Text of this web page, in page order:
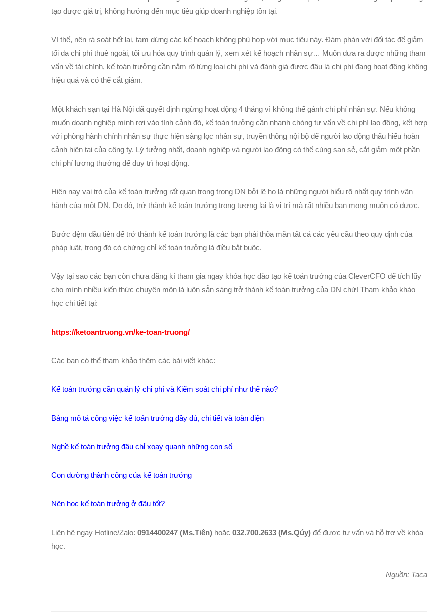
tạo được giá trị, không hướng đến mục tiêu giúp doanh nghiệp tồn tại.
Vì thế, nên rà soát hết lại, tạm dừng các kế hoạch không phù hợp với mục tiêu này. Đàm phán với đối tác để giảm
tối đa chi phí thuê ngoài, tối ưu hóa quy trình quản lý, xem xét kế hoạch nhân sự… Muốn đưa ra được những tham
vấn về tài chính, kế toán trưởng cần nắm rõ từng loại chi phí và đánh giá được đâu là chi phí đang hoạt động không
hiệu quả và có thể cắt giảm.
Một khách sạn tại Hà Nội đã quyết định ngừng hoạt động 4 tháng vì không thể gánh chi phí nhân sự. Nếu không
muốn doanh nghiệp mình rơi vào tình cảnh đó, kế toán trưởng cần nhanh chóng tư vấn về chi phí lao động, kết hợp
với phòng hành chính nhân sự thực hiện sàng lọc nhân sự, truyền thông nội bộ để người lao động thấu hiểu hoàn
cảnh hiện tại của công ty. Lý tưởng nhất, doanh nghiệp và người lao động có thể cùng san sẻ, cắt giảm một phần
chi phí lương thưởng để duy trì hoạt động.
Hiện nay vai trò của kế toán trưởng rất quan trọng trong DN bởi lẽ họ là những người hiểu rõ nhất quy trình vận
hành của một DN. Do đó, trở thành kế toán trưởng trong tương lai là vị trí mà rất nhiều bạn mong muốn có được.
Bước đệm đầu tiên để trở thành kế toán trưởng là các bạn phải thõa mãn tất cả các yêu cầu theo quy định của
pháp luật, trong đó có chứng chỉ kế toán trưởng là điều bắt buộc.
Vậy tại sao các bạn còn chưa đăng kí tham gia ngay khóa học đào tạo kế toán trưởng của CleverCFO để tích lũy
cho mình nhiều kiến thức chuyên môn là luôn sẵn sàng trở thành kế toán trưởng của DN chứ! Tham khảo kháo
học chi tiết tại:
https://ketoantruong.vn/ke-toan-truong/
Các bạn có thể tham khảo thêm các bài viết khác:
Kế toán trưởng cần quản lý chi phí và Kiểm soát chi phí như thế nào?
Bảng mô tả công việc kế toán trưởng đầy đủ, chi tiết và toàn diện
Nghề kế toán trưởng đâu chỉ xoay quanh những con số
Con đường thành công của kế toán trưởng
Nên học kế toán trưởng ở đâu tốt?
Liên hệ ngay Hotline/Zalo: 0914400247 (Ms.Tiên) hoặc 032.700.2633 (Ms.Qúy) để được tư vấn và hỗ trợ về khóa
học.
Nguồn: Taca